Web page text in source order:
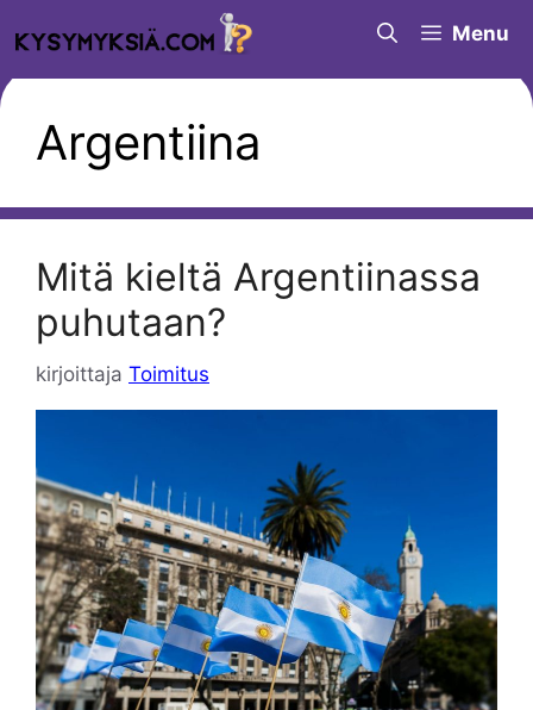
sisältöön
Menu
Argentiina
Mitä kieltä Argentiinassa
puhutaan?
kirjoittaja Toimitus